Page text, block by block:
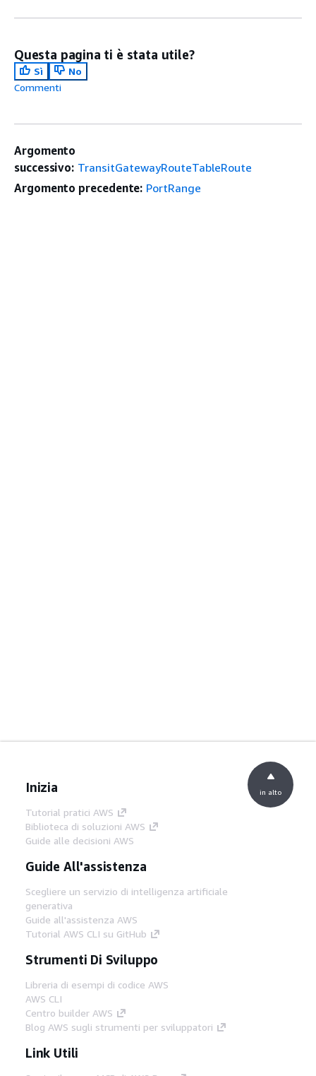
Questa pagina ti è stata utile?
Sì
No
Commenti
Argomento
successivo: TransitGatewayRouteTableRoute
Argomento precedente: PortRange
Inizia
Tutorial pratici AWS
Biblioteca di soluzioni AWS
Guide alle decisioni AWS
Guide All'assistenza
Scegliere un servizio di intelligenza artificiale
generativa
Guide all'assistenza AWS
Tutorial AWS CLI su GitHub
Strumenti Di Sviluppo
Libreria di esempi di codice AWS
AWS CLI
Centro builder AWS
Blog AWS sugli strumenti per sviluppatori
Link Utili
in alto